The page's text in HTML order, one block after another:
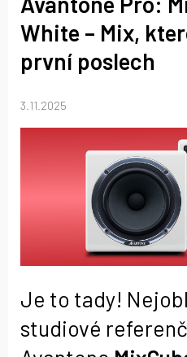
White – Mix,
první poslech
3.11.2025
Je to tady!
studiové